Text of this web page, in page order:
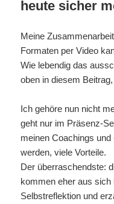
heute sicher
Meine
Formaten per Video
Wie lebendig das
oben in diesem
Ich gehöre nun nicht
geht nur im Präsenz-
meinen Coachings
werden, viele Vorteile.
Der überraschendste:
kommen eher aus
Selbstreflektion und